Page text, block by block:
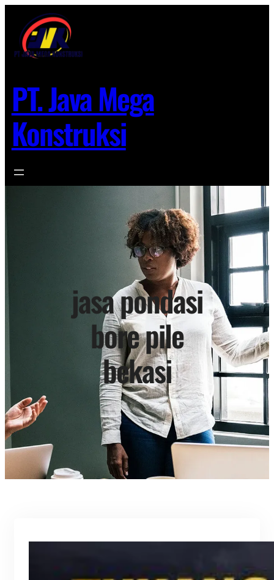
konten
PT. Java Mega
Konstruksi
jasa pondasi
bore pile
bekasi